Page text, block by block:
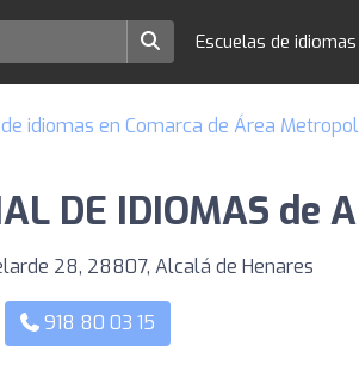
Escuelas de idiomas
idiomas en Comarca de Área
DE IDIOMAS de
28, 28807, Alcalá de Henares
918 80 03 15